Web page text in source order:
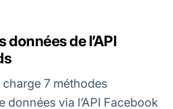
données de l’API
7 méthodes
données via l’API Facebook